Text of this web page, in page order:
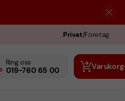
Privat/Företag
Ring oss
019-760 65 00